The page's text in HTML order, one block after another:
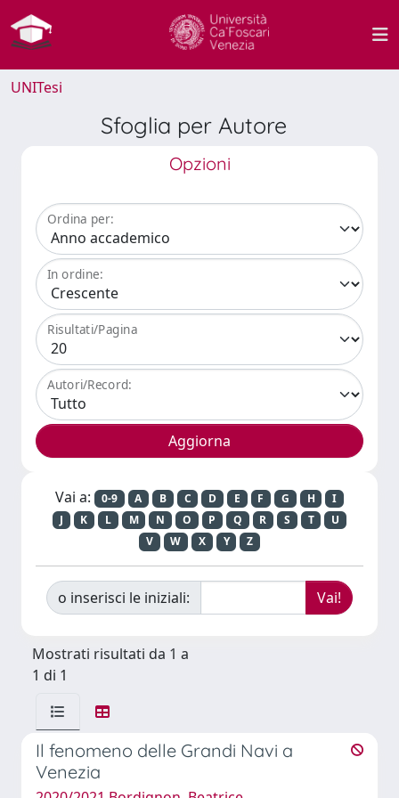
UNITesi
Sfoglia per Autore
Opzioni
Ordina per:
In ordine:
Risultati/Pagina
Autori/Record:
Vai a: 0-9 A B C D E F G H
I
J
K L M N O P Q R S T
U
V
W X Y Z
o inserisci le iniziali:
Mostrati risultati da 1 a
1 di 1
Il fenomeno delle Grandi Navi a
Venezia